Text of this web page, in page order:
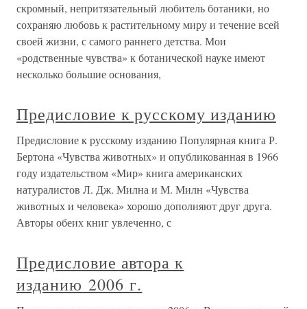
скромный, непритязательный любитель ботаники, но
сохраняю любовь к растительному миру и течение всей
своей жизни, с самого раннего детства. Мои
«родственные чувства» к ботанической науке имеют
несколько большие основания,
Предисловие к русскому изданию
Предисловие к русскому изданию Популярная книга Р.
Бертона «Чувства животных» и опубликованная в 1966
году издательством «Мир» книга американских
натуралистов Л. Дж. Милна и М. Милн «Чувства
животных и человека» хорошо дополняют друг друга.
Авторы обеих книг увлеченно, с
Предисловие автора к
изданию 2006 г.